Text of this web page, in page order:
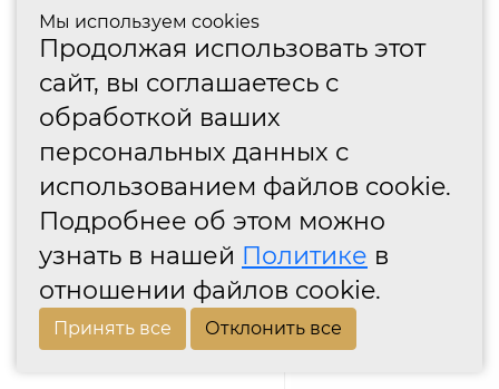
Мы используем cookies
Продолжая использовать этот
сайт, вы соглашаетесь с
обработкой ваших
персональных данных с
использованием файлов cookie.
Подробнее об этом можно
узнать в нашей Политике в
отношении файлов cookie.
Принять все Отклонить все